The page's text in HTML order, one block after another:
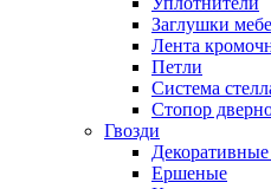
Заглушки
Лента
Петли
Система
Стопор
Гвозди
Ершеные